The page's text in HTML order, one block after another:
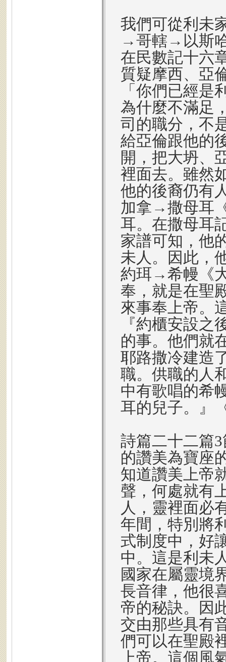
我們可從利未
→哥轄→以斯
在民數記十六
質疑摩西、亞
「你們已經是
為什麼不滿足
司的職分，不
給亞倫跟他的
開，把大坍、
裡面去。雖然
他的後裔仍
加拿→撒母耳
耳。在撒母耳
家譜可知，他
未人。因此，
約珥→希幔《
奉，就是在聖
來事奉上帝。
『約櫃安設之
的事。他們就
耶路撒冷建造
職。供職的人
中有歌唱的希
耳的兒子。』
詩篇二十二篇
的讚美為寶座
知道讚美上帝
聲，何處就有
人，靈裡面必
年間，特別將
式制度中，好
中。這是利未
國家在屬靈境
長音律，他很
帝的秘訣。因
交由那些具有
們可以在聖殿
上帝。這個風